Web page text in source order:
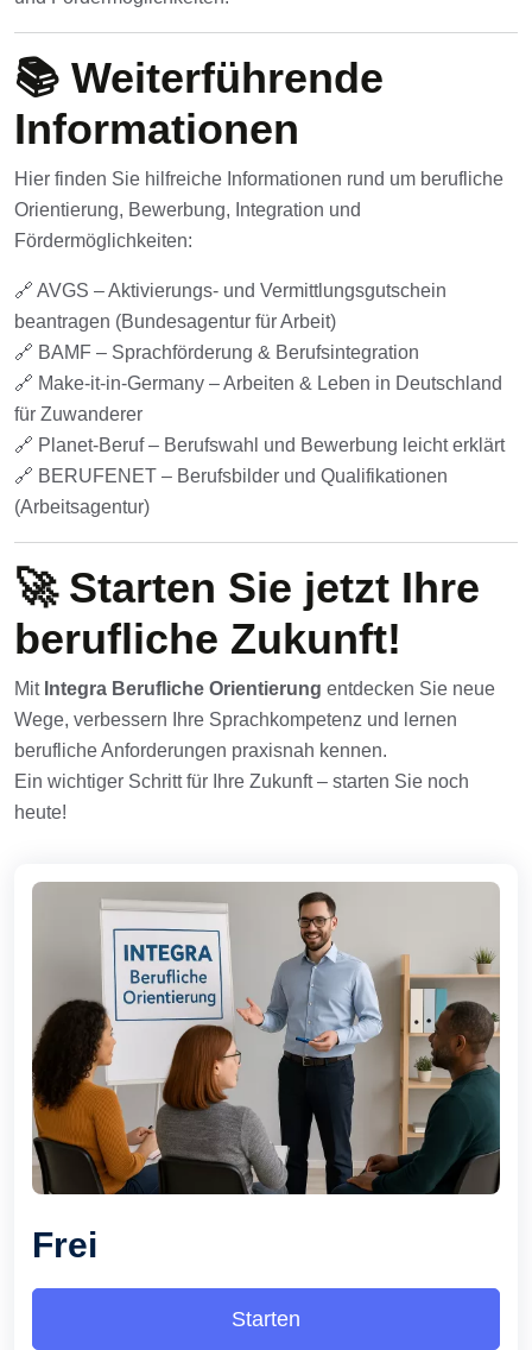
📚 Weiterführende
Informationen
Hier finden Sie hilfreiche Informationen rund um berufliche
Orientierung, Bewerbung, Integration und
Fördermöglichkeiten:
🔗 AVGS – Aktivierungs- und Vermittlungsgutschein
beantragen (Bundesagentur für Arbeit)
🔗 BAMF – Sprachförderung & Berufsintegration
🔗 Make-it-in-Germany – Arbeiten & Leben in Deutschland
für Zuwanderer
🔗 Planet-Beruf – Berufswahl und Bewerbung leicht erklärt
🔗 BERUFENET – Berufsbilder und Qualifikationen
(Arbeitsagentur)
🚀 Starten Sie jetzt Ihre
berufliche Zukunft!
Mit Integra Berufliche Orientierung entdecken Sie neue
Wege, verbessern Ihre Sprachkompetenz und lernen
berufliche Anforderungen praxisnah kennen.
Ein wichtiger Schritt für Ihre Zukunft – starten Sie noch
heute!
Frei
Starten